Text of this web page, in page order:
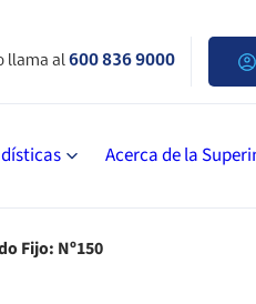
Acerca de la
llama al600 836 9000
Fijo: Nº150